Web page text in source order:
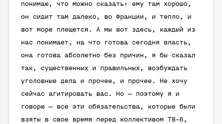
понимаю, что можно сказать: ему там хорошо,
он сидит там далеко, во Франции, и тепло, и
вот море плещется. А мы вот здесь, каждый из
нас понимает, на что готова сегодня власть,
она готова абсолютно без причин, я бы сказал
так, существенных и правильных, возбуждать
уголовные дела и прочее, и прочее. Не хочу
сейчас агитировать вас. Но — поэтому я и
говорю — все эти обязательства, которые были
взяты в свое время перед коллективом ТВ-6,